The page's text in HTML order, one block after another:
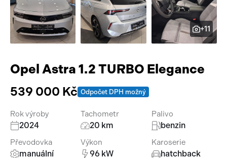
Pracovní stroje
Náhradní díly
Auto a život
Videa
+11
Opel Astra 1.2 TURBO Elegance
539 000 Kč Odpočet DPH možný
Rok výroby
2024
Tachometr
20 km
Palivo
benzin
Převodovka
manuální
Výkon
96 kW
Karoserie
hatchback